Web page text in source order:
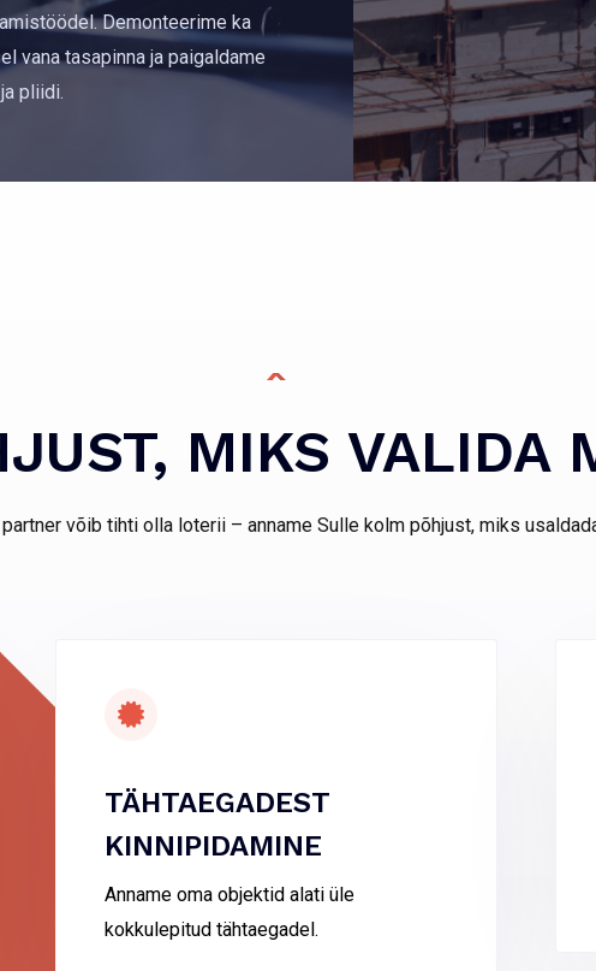
Demonteerime ka
vana tasapinna ja paigaldame
pliidi.
MIKS VALIDA
võib tihti olla loterii – anname Sulle kolm põhjust, miks
TÄHTAEGADEST
KINNIPIDAMINE
Anname oma objektid alati üle
kokkulepitud tähtaegadel.